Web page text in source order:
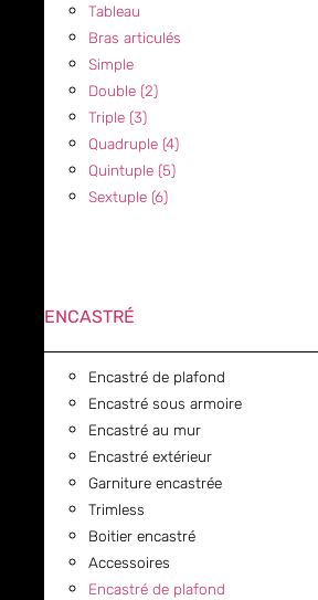
Tableau
Bras articulés
Simple
Double (2)
Triple (3)
Quadruple (4)
Quintuple (5)
Sextuple (6)
ENCASTRÉ
Encastré de plafond
Encastré sous armoire
Encastré au mur
Encastré extérieur
Garniture encastrée
Trimless
Boitier encastré
Accessoires
Encastré de plafond